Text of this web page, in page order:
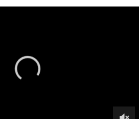
entrer dans une nouvelle phase.
réaménagement de cette artère du